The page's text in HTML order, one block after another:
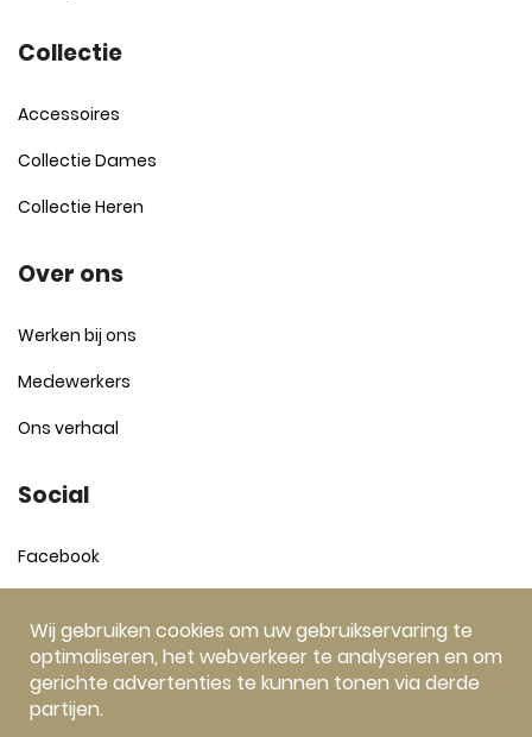
Wij gebruiken cookies om uw gebruikservaring te
optimaliseren, het webverkeer te analyseren en om
gerichte advertenties te kunnen tonen via derde
partijen.
Collectie
Accessoires
Collectie Dames
Collectie Heren
Over ons
Werken bij ons
Medewerkers
Ons verhaal
Social
Facebook